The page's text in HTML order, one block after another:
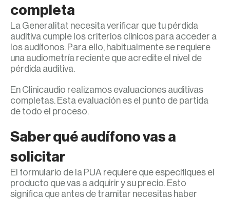
completa
La Generalitat necesita verificar que tu pérdida
auditiva cumple los criterios clínicos para acceder a
los audífonos. Para ello, habitualmente se requiere
una audiometría reciente que acredite el nivel de
pérdida auditiva.
En Clinicaudio realizamos evaluaciones auditivas
completas. Esta evaluación es el punto de partida
de todo el proceso.
Saber qué audífono vas a
solicitar
El formulario de la PUA requiere que especifiques el
producto que vas a adquirir y su precio. Esto
significa que antes de tramitar necesitas haber